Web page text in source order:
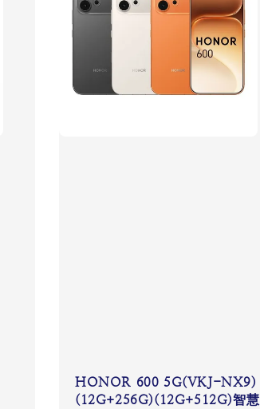
HONOR 600 5G(VKJ-NX9)
(12G+256G)(12G+512G)智慧